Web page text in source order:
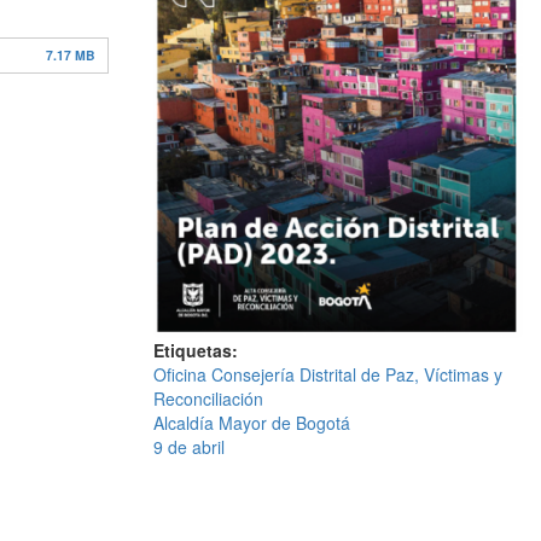
7.17 MB
Etiquetas
Oficina Consejería Distrital de Paz, Víctimas y
Reconciliación
Alcaldía Mayor de Bogotá
9 de abril